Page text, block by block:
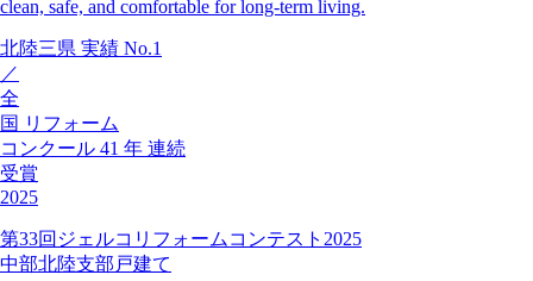
clean, safe, and comfortable for long-term living.
北陸三県 実績 No.1
／
全
国 リフォーム
コンクール 41 年 連続
受賞
2025
第33回ジェルコリフォームコンテスト2025
中部北陸支部戸建て